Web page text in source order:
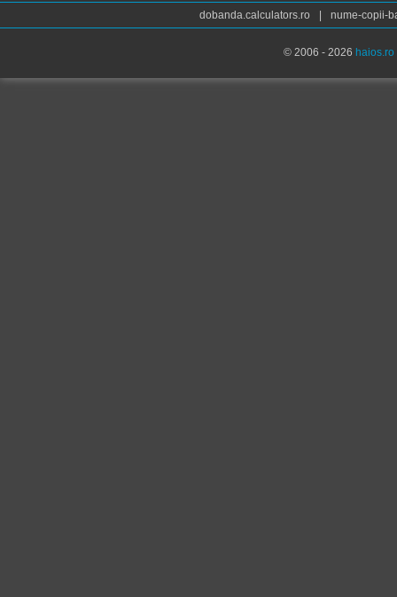
dobanda.calculators.ro nume-copii-
© 2006 - 2026 haios.ro